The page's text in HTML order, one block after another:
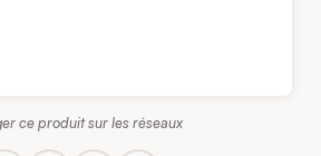
ce produit sur les réseaux